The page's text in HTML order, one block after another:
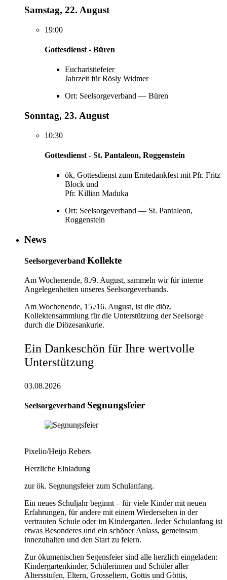
Samstag, 22. August
19:00
Gottesdienst - Büren
Eucharistiefeier
Jahrzeit für Rösly Widmer
Ort: Seelsorgeverband — Büren
Sonntag, 23. August
10:30
Gottesdienst - St. Pantaleon, Roggenstein
ök, Gottesdienst zum Erntedankfest mit Pfr. Fritz
Block und
Pfr. Killian Maduka
Ort: Seelsorgeverband — St. Pantaleon,
Roggenstein
News
Seelsorgeverband Kollekte
Am Wochenende, 8./9. August, sammeln wir für interne
Angelegenheiten unseres Seelsorgeverbands.
Am Wochenende, 15./16. August, ist die diöz.
Kollektensammlung für die Unterstützung der Seelsorge
durch die Diözesankurie.
Ein Dankeschön für Ihre wertvolle
Unterstützung
03.08.2026
Seelsorgeverband Segnungsfeier
Pixelio/Heijo Rebers
Herzliche Einladung
zur ök. Segnungsfeier zum Schulanfang.
Ein neues Schuljahr beginnt – für viele Kinder mit neuen
Erfahrungen, für andere mit einem Wiedersehen in der
vertrauten Schule oder im Kindergarten. Jeder Schulanfang ist
etwas Besonderes und ein schöner Anlass, gemeinsam
innezuhalten und den Start zu feiern.
Zur ökumenischen Segensfeier sind alle herzlich eingeladen:
Kindergartenkinder, Schülerinnen und Schüler aller
Altersstufen, Eltern, Grosseltern, Gottis und Göttis,